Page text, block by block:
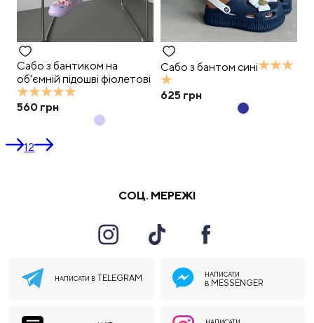
Сабо з бантиком на
об'ємній підошві фіолетові
560 грн
Сабо з бантом сині
625 грн
12
СОЦ. МЕРЕЖІ
НАПИСАТИ В TELEGRAM
НАПИСАТИ
В MESSENGER